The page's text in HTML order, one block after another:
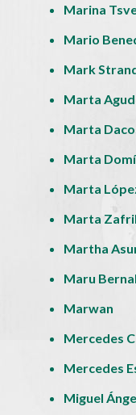
Marina
Mario
Mark
Marta
Marta
Marta
Marta
Marta
Martha
Maru Bernal
Marwan
Mercedes
Mercedes
Miguel